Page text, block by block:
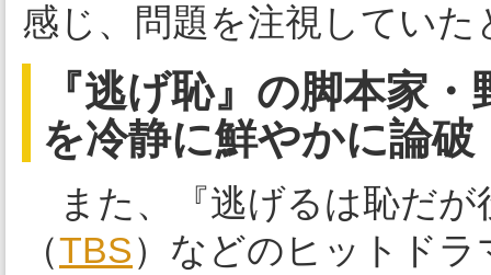
感じ、問題を注視してい
『逃げ恥』の脚本家
を冷静に鮮やかに論破
また、『逃げるは恥だが
（TBS）などのヒットドラ